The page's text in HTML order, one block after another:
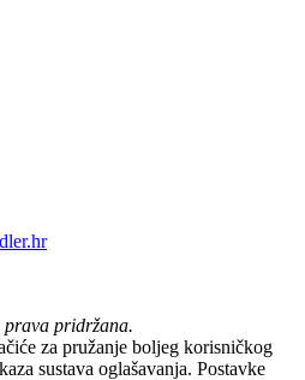
pridržana.
za pružanje boljeg korisničkog
sustava oglašavanja. Postavke